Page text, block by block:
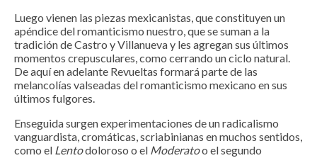
Luego vienen las piezas mexicanistas, que constituyen un
apéndice del romanticismo nuestro, que se suman a la
tradición de Castro y Villanueva y les agregan sus últimos
momentos crepusculares, como cerrando un ciclo natural.
De aquí en adelante Revueltas formará parte de las
melancolías valseadas del romanticismo mexicano en sus
últimos fulgores.
Enseguida surgen experimentaciones de un radicalismo
vanguardista, cromáticas, scriabinianas en muchos sentidos,
como el Lentodoloroso o el Moderatoo el segundo